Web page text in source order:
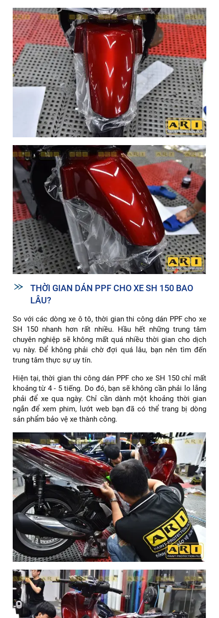
THỜI GIAN DÁN PPF CHO XE SH 150 BAO
LÂU?
So với các dòng xe ô tô, thời gian thi công dán PPF cho xe
SH 150 nhanh hơn rất nhiều. Hầu hết những trung tâm
chuyên nghiệp sẽ không mất quá nhiều thời gian cho dịch
vụ này. Để không phải chờ đợi quá lâu, bạn nên tìm đến
trung tâm thực sự uy tín.
Hiện tại, thời gian thi công dán PPF cho xe SH 150 chỉ mất
khoảng từ 4 - 5 tiếng. Do đó, bạn sẽ không cần phải lo lắng
phải để xe qua ngày. Chỉ cần dành một khoảng thời gian
ngắn để xem phim, lướt web bạn đã có thể trang bị dòng
sản phẩm bảo vệ xe thành công.